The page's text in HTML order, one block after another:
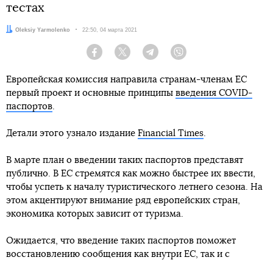
тестах
Автор:
Oleksiy Yarmolenko Дата:
22:50, 04 марта 2021
Facebook Twitter Telegram
Европейская комиссия направила странам-членам ЕС
первый проект и основные принципы введения COVID-
паспортов
Детали этого узнало издание Financial Times
В марте план о введении таких паспортов представят
публично. В ЕС стремятся как можно быстрее их ввести,
чтобы успеть к началу туристического летнего сезона. На
этом акцентируют внимание ряд европейских стран,
экономика которых зависит от туризма.
Ожидается, что введение таких паспортов поможет
восстановлению сообщения как внутри ЕС, так и с